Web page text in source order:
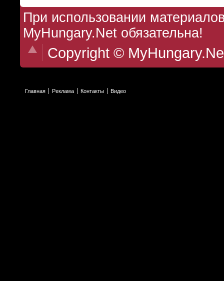
При использовании
MyHungary.Net обязательна!
Copyright ©
Главная Реклама Контакты Видео